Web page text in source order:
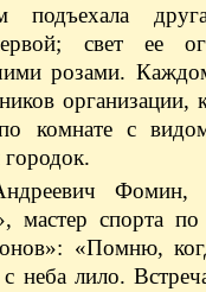
подъехала
свет ее
розами.
организации,
по комнате с
Фомин,
мастер спорта по
«Помню,
неба лило.